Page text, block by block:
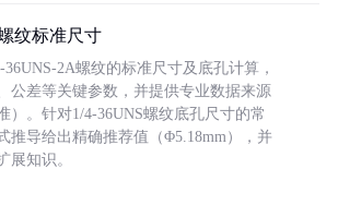
纹标准尺寸
2A螺纹的标准尺寸及底孔计算，
公差等关键参数，并提供专业数据来源
）。针对1/4-36UNS螺纹底孔尺寸的常
推导给出精确推荐值（Φ5.18mm），并
展知识。